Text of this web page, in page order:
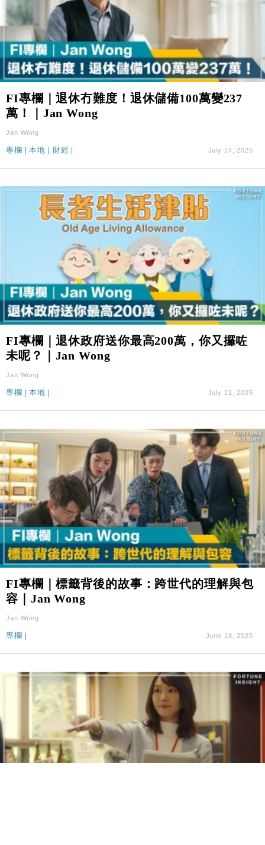
FI專欄｜退休冇難度！退休儲備100萬變237
萬！｜Jan Wong
Jan Wong
專欄 |本地 | 財經 | July 24, 2025
FI專欄｜退休政府送你最高200萬，你又攞咗
未呢？｜Jan Wong
Jan Wong
專欄 |本地 July 21, 2025
FI專欄｜標籤背後的故事：跨世代的理解與包
容｜Jan Wong
Jan Wong
專欄 | June 18, 2025